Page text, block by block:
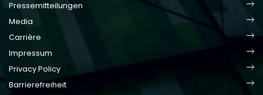
Pressemitteilungen
Media
Carrière
Impressum
Privacy Policy
Barrierefreiheit